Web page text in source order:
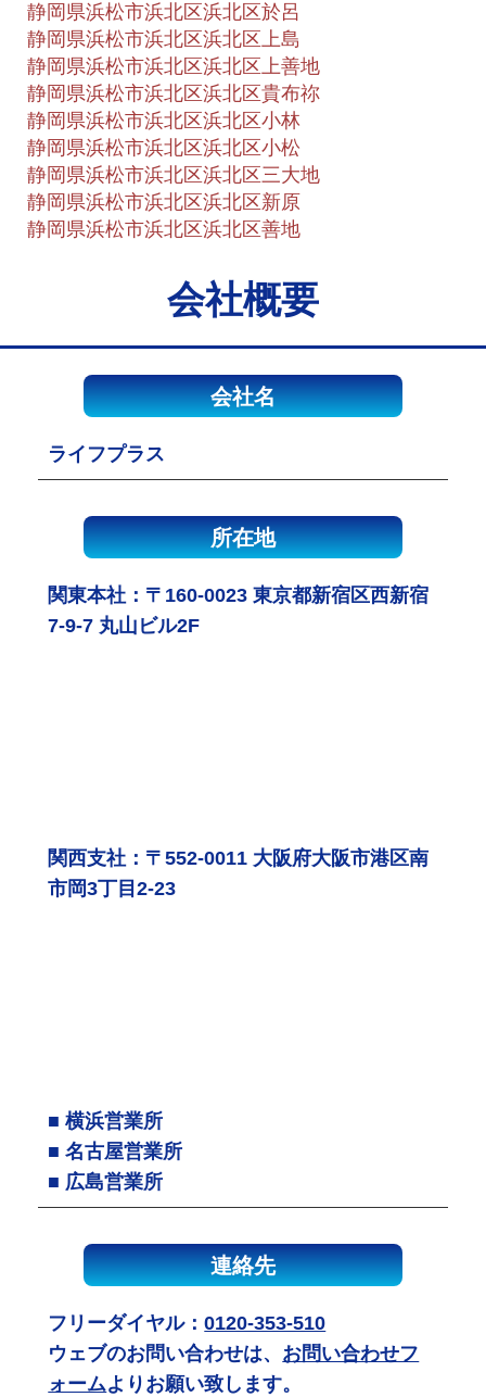
静岡県浜松市浜北区浜北区於呂
静岡県浜松市浜北区浜北区上島
静岡県浜松市浜北区浜北区上善地
静岡県浜松市浜北区浜北区貴布祢
静岡県浜松市浜北区浜北区小林
静岡県浜松市浜北区浜北区小松
静岡県浜松市浜北区浜北区三大地
静岡県浜松市浜北区浜北区新原
静岡県浜松市浜北区浜北区善地
会社概要
会社名
ライフプラス
所在地
関東本社：〒160-0023 東京都新宿区西新宿
7-9-7 丸山ビル2F
関西支社：〒552-0011 大阪府大阪市港区南
市岡3丁目2-23
■ 横浜営業所
■ 名古屋営業所
■ 広島営業所
連絡先
フリーダイヤル：0120-353-510
ウェブのお問い合わせは、 お問い合わせフ
ォームよりお願い致します。